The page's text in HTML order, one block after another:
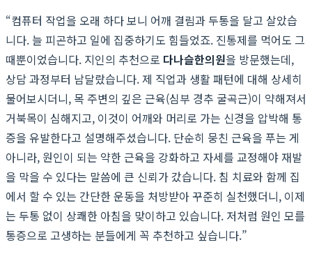
“컴퓨터 작업을 오래 하다 보니 어깨 결림과 두통을 달고 살았습
니다. 늘 피곤하고 일에 집중하기도 힘들었죠. 진통제를 먹어도 그
때뿐이었습니다. 지인의 추천으로 다나슬한의원을 방문했는데,
상담 과정부터 남달랐습니다. 제 직업과 생활 패턴에 대해 상세히
물어보시더니, 목 주변의 깊은 근육(심부 경추 굴곡근)이 약해져서
거북목이 심해지고, 이것이 어깨와 머리로 가는 신경을 압박해 통
증을 유발한다고 설명해주셨습니다. 단순히 뭉친 근육을 푸는 게
아니라, 원인이 되는 약한 근육을 강화하고 자세를 교정해야 재발
을 막을 수 있다는 말씀에 큰 신뢰가 갔습니다. 침 치료와 함께 집
에서 할 수 있는 간단한 운동을 처방받아 꾸준히 실천했더니, 이제
는 두통 없이 상쾌한 아침을 맞이하고 있습니다. 저처럼 원인 모를
통증으로 고생하는 분들에게 꼭 추천하고 싶습니다.”